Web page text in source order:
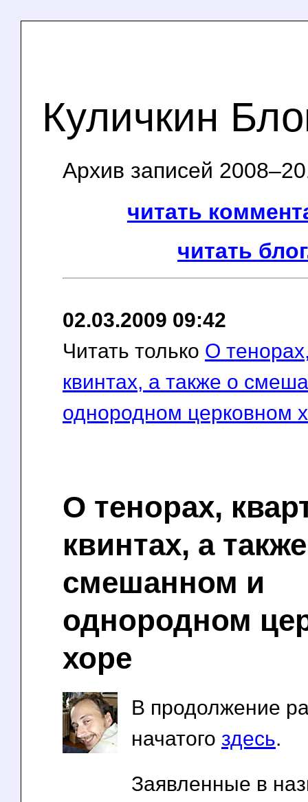
Куличкин
Архив записей
читать
читать
02.03.2009 09:42
Читать только О
квинтах, а также о
однородном церковном
О тенорах,
квинтах, а
смешанном и
однородном
хоре
В продолжение
начатого здесь.
Заявленные в